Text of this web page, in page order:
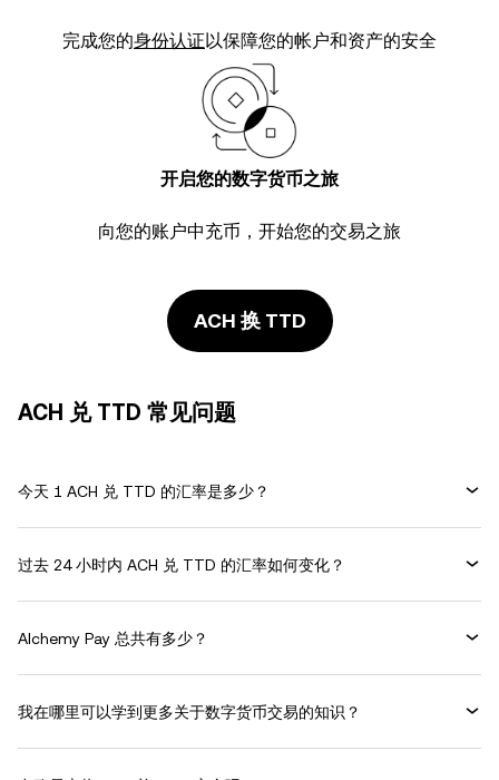
完成您的身份认证以保障您的帐户和资产的安全
开启您的数字货币之旅
向您的账户中充币，开始您的交易之旅
ACH 换 TTD
ACH 兑 TTD 常见问题
今天 1 ACH 兑 TTD 的汇率是多少？
过去 24 小时内 ACH 兑 TTD 的汇率如何变化？
Alchemy Pay 总共有多少？
我在哪里可以学到更多关于数字货币交易的知识？